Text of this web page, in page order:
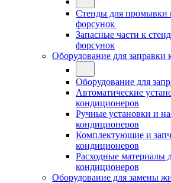
Стенды для промывки
форсунок
Запасные части к
форсунок
Оборудование для заправки
Оборудование для
Автоматические
кондиционеров
Ручные установки и
кондиционеров
Комплектующие и
кондиционеров
Расходные материалы
кондиционеров
Оборудование для замены